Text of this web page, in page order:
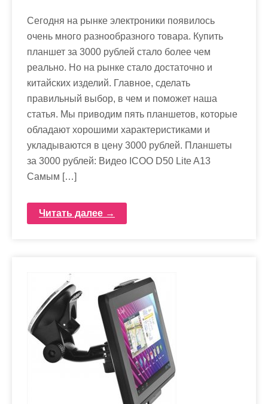
Сегодня на рынке электроники появилось
очень много разнообразного товара. Купить
планшет за 3000 рублей стало более чем
реально. Но на рынке стало достаточно и
китайских изделий. Главное, сделать
правильный выбор, в чем и поможет наша
статья. Мы приводим пять планшетов, которые
обладают хорошими характеристиками и
укладываются в цену 3000 рублей. Планшеты
за 3000 рублей: Видео ICOO D50 Lite A13
Самым […]
Читать далее →